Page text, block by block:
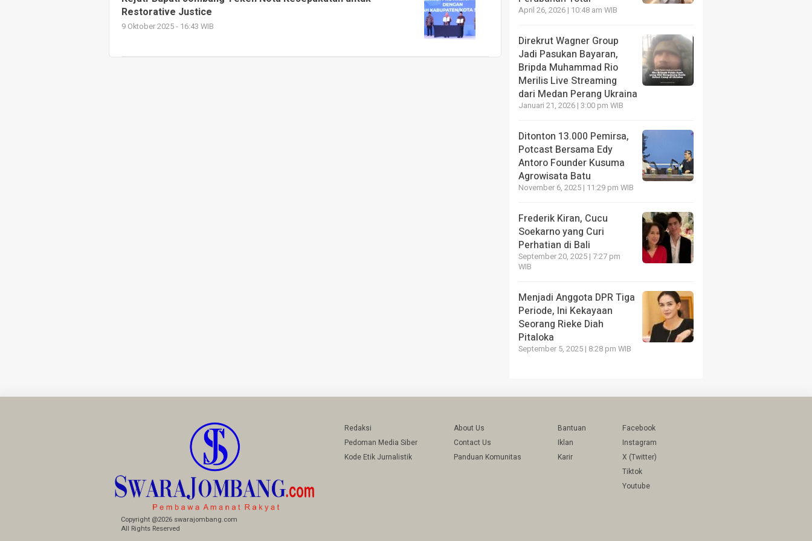
Restorative Justice
9 Oktober 2025 - 16:43 WIB
April 26, 2026 | 10:48 am WIB
Direkrut Wagner Group
Jadi Pasukan Bayaran,
Bripda Muhammad Rio
Merilis Live Streaming
dari Medan Perang Ukraina
Januari 21, 2026 | 3:00 pm WIB
Ditonton 13.000 Pemirsa,
Potcast Bersama Edy
Antoro Founder Kusuma
Agrowisata Batu
November 6, 2025 | 11:29 pm WIB
Frederik Kiran, Cucu
Soekarno yang Curi
Perhatian di Bali
September 20, 2025 | 7:27 pm
WIB
Menjadi Anggota DPR Tiga
Periode, Ini Kekayaan
Seorang Rieke Diah
Pitaloka
September 5, 2025 | 8:28 pm WIB
Copyright @2026 swarajombang.com
All Rights Reserved
Redaksi
Pedoman Media Siber
Kode Etik Jurnalistik
About Us
Contact Us
Panduan Komunitas
Bantuan
Iklan
Karir
Facebook
Instagram
X (Twitter)
Tiktok
Youtube